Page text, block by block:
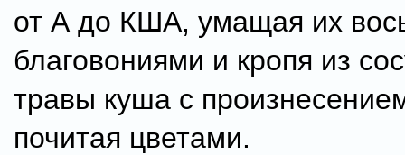
от А до КША, умащая их
благовониями и кропя из
травы куша с
почитая цветами.